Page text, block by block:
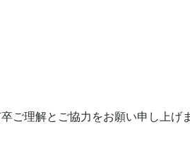
ご理解とご協力をお願い申し上げ